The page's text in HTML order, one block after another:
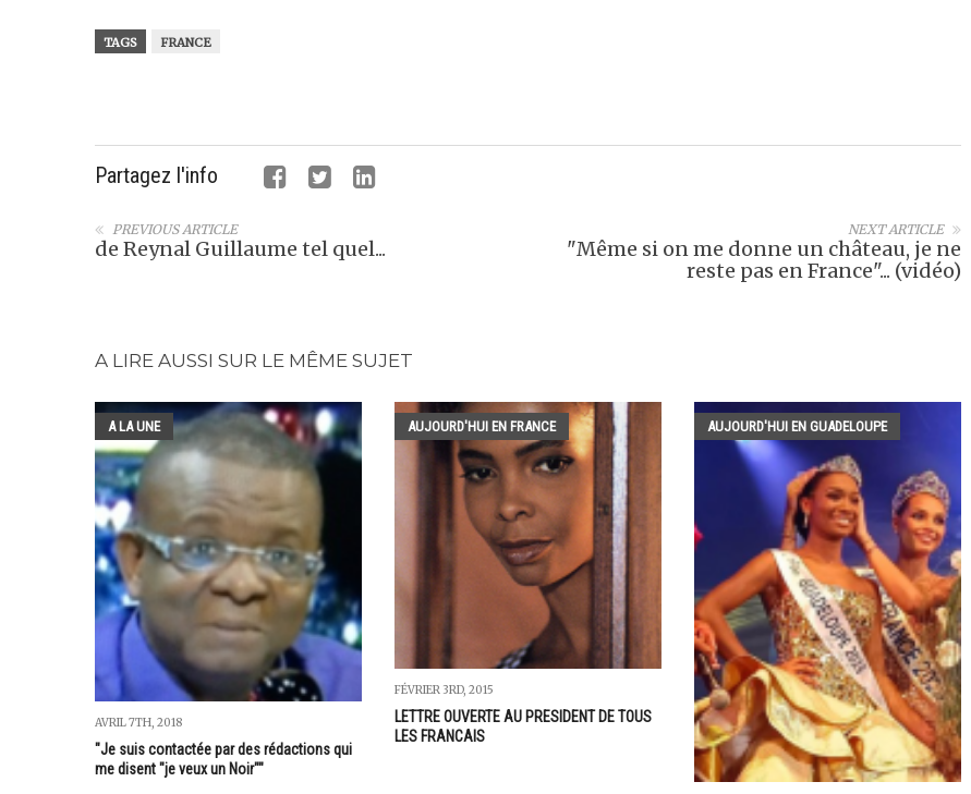
TAGS FRANCE
Partagez l'info
NEXT ARTICLE
"Même si on me donne un château, je ne
reste pas en France"... (vidéo)
PREVIOUS ARTICLE
de Reynal Guillaume tel quel...
A LIRE AUSSI SUR LE MÊME SUJET
A LA UNE
AVRIL 7TH, 2018
"Je suis contactée par des rédactions qui
me disent "je veux un Noir""
AUJOURD'HUI EN FRANCE
FÉVRIER 3RD, 2015
LETTRE OUVERTE AU PRESIDENT DE TOUS
LES FRANCAIS
AUJOURD'HUI EN GUADELOUPE